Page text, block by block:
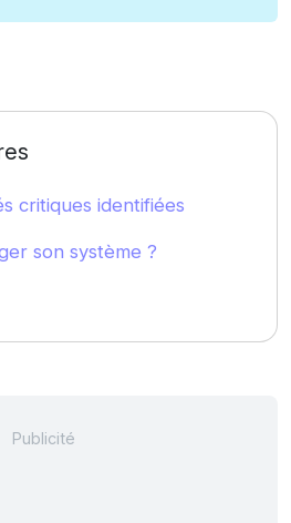
critiques identifiées
son système ?